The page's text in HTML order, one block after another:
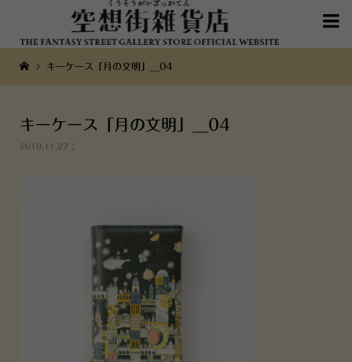

キーケース「月の文明」__04
キーケース「月の文明」__04
2019.11.27